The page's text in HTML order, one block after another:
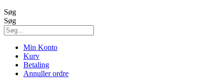
Søg
Søg
Min Konto
Kurv
Betaling
Annuller ordre